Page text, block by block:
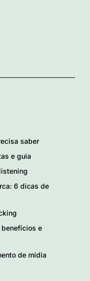
saber
e guia
6 dicas de
benefícios e
de mídia